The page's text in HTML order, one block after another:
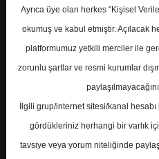
Ayrıca üye olan herkes "Kişisel
okumuş ve kabul etmiştir. Açılacak
platformumuz yetkili merciler ile
zorunlu şartlar ve resmi kurumlar
İlgili grup/internet sitesi/kanal
gördükleriniz herhangi bir varlık
tavsiye veya yorum niteliğinde